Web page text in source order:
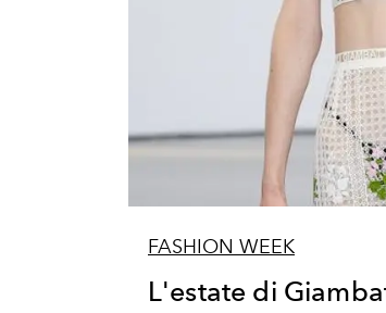
FASHION WEEK
L'estate di